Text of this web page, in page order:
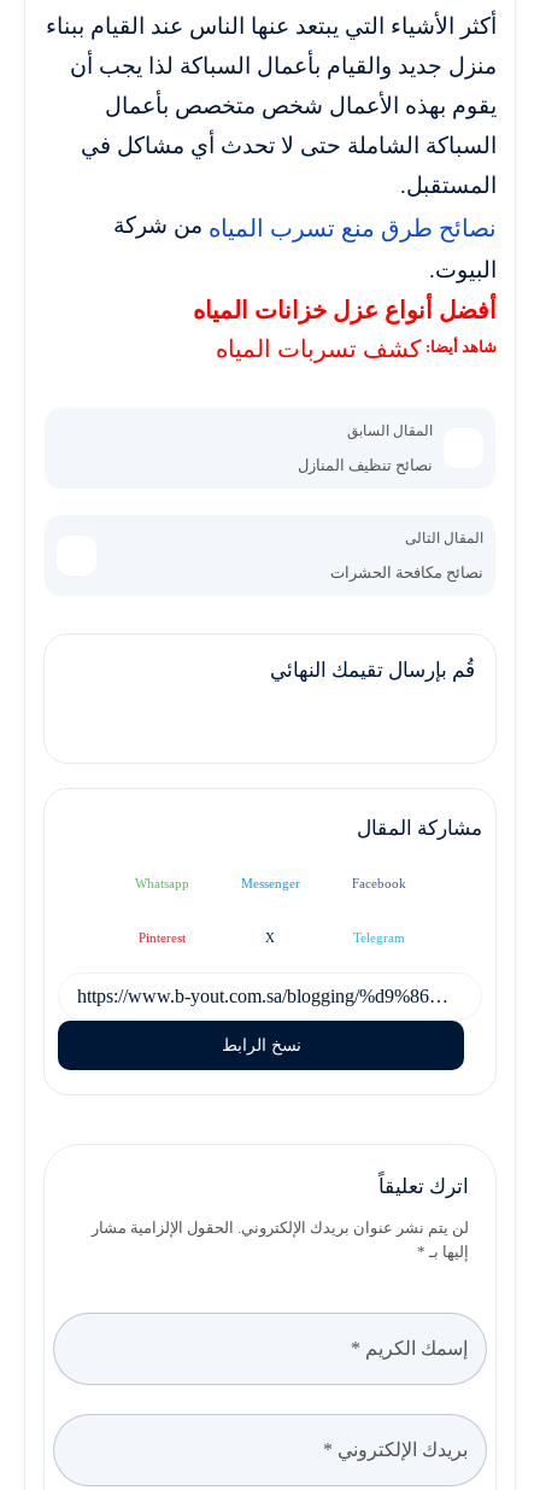
أكثر الأشياء التي يبتعد عنها الناس عند القيام ببناء
منزل جديد والقيام بأعمال السباكة لذا يجب أن
يقوم بهذه الأعمال شخص متخصص بأعمال
السباكة الشاملة حتى لا تحدث أي مشاكل في
المستقبل.
نصائح طرق منع تسرب المياه من شركة
البيوت.
أفضل أنواع عزل خزانات المياه
شاهد أيضا: كشف تسربات المياه
المقال السابق
نصائح تنظيف المنازل
المقال التالى
نصائح مكافحة الحشرات
قُم بإرسال تقيمك النهائي
مشاركة المقال
Facebook
Messenger
Whatsapp
Telegram
X
Pinterest
نسخ الرابط
اترك تعليقاً
لن يتم نشر عنوان بريدك الإلكتروني. الحقول الإلزامية مشار
إليها بـ *